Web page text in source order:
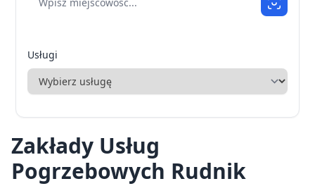
Usługi
Zakłady Usług
Pogrzebowych Rudnik